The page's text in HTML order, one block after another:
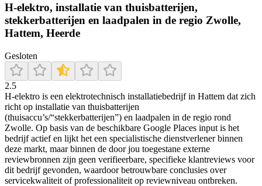
H-elektro, installatie van thuisbatterijen,
stekkerbatterijen en laadpalen in de regio Zwolle,
Hattem, Heerde
Gesloten
2.5
H-elektro is een elektrotechnisch installatiebedrijf in Hattem dat zich
richt op installatie van thuisbatterijen
(thuisaccu’s/“stekkerbatterijen”) en laadpalen in de regio rond
Zwolle. Op basis van de beschikbare Google Places input is het
bedrijf actief en lijkt het een specialistische dienstverlener binnen
deze markt, maar binnen de door jou toegestane externe
reviewbronnen zijn geen verifieerbare, specifieke klantreviews voor
dit bedrijf gevonden, waardoor betrouwbare conclusies over
servicekwaliteit of professionaliteit op reviewniveau ontbreken.